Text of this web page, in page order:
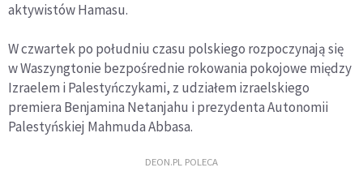
aktywistów Hamasu.
W czwartek po południu czasu polskiego rozpoczynają się
w Waszyngtonie bezpośrednie rokowania pokojowe między
Izraelem i Palestyńczykami, z udziałem izraelskiego
premiera Benjamina Netanjahu i prezydenta Autonomii
Palestyńskiej Mahmuda Abbasa.
DEON.PL POLECA